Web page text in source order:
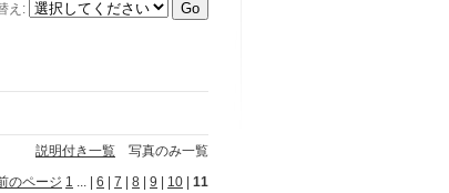
え :
説明付き一覧 写真のみ一覧
のページ 1 ... 6 7 8 9 10 11